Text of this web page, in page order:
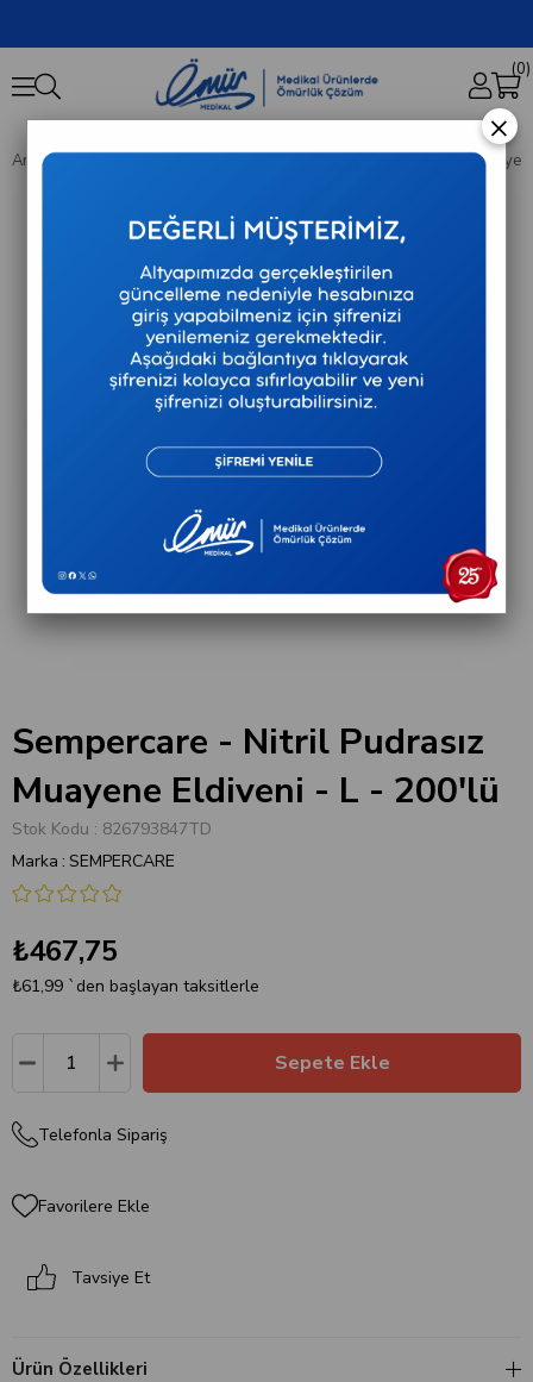
0
Anasayfa Tıbbi Sarf Eldivenler Sempercare - Nitril Pudrasız
Sempercare - Nitril Pudrasız
Muayene Eldiveni - L - 200'lü
Stok Kodu
826793847TD
Marka : SEMPERCARE
₺467,75
₺61,99 `den başlayan taksitlerle
Telefonla Sipariş
Favorilere Ekle
Tavsiye Et
Ürün Özellikleri
×